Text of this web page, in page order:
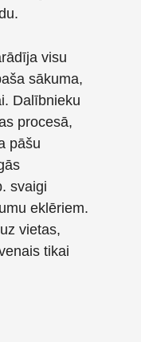
visu
sākuma,
Dalībnieku
procesā,
pāšu
svaigi
eklēriem.
vietas,
tikai